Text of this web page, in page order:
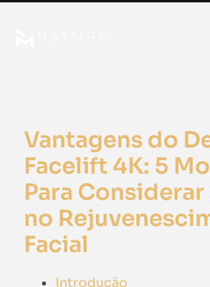
Vantagens do
Facelift 4K: 5
Para Considerar
no
Facial
Introdução